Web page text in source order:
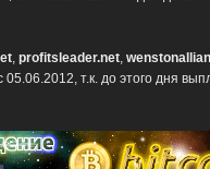
, profitsleader.net,
т.к. до этого дня